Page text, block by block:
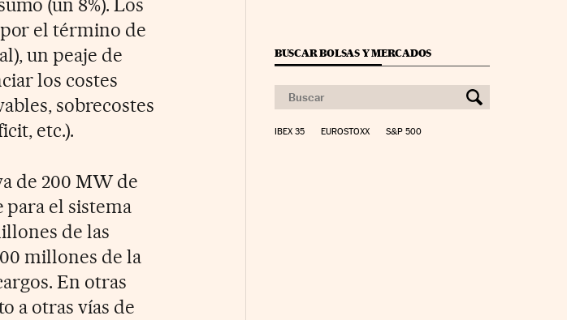
(un 8%). Los
el término de
un peaje de
los costes
sobrecostes
etc.).
de 200 MW de
para el sistema
de las
millones de la
En otras
a otras vías de
BUSCAR BOLSAS Y MERCADOS
IBEX 35 EUROSTOXX S&P 500